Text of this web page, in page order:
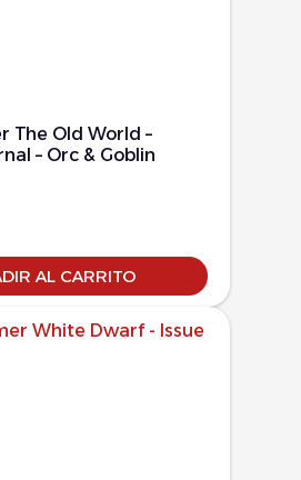
The Old World –
– Orc & Goblin
AL CARRITO